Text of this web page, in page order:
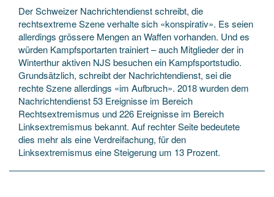
Der Schweizer Nachrichtendienst schreibt, die
rechtsextreme Szene verhalte sich «konspirativ». Es seien
allerdings grössere Mengen an Waffen vorhanden. Und es
würden Kampfsportarten trainiert – auch Mitglieder der in
Winterthur aktiven NJS besuchen ein Kampfsportstudio.
Grundsätzlich, schreibt der Nachrichtendienst, sei die
rechte Szene allerdings «im Aufbruch». 2018 wurden dem
Nachrichtendienst 53 Ereignisse im Bereich
Rechtsextremismus und 226 Ereignisse im Bereich
Linksextremismus bekannt. Auf rechter Seite bedeutete
dies mehr als eine Verdreifachung, für den
Linksextremismus eine Steigerung um 13 Prozent.